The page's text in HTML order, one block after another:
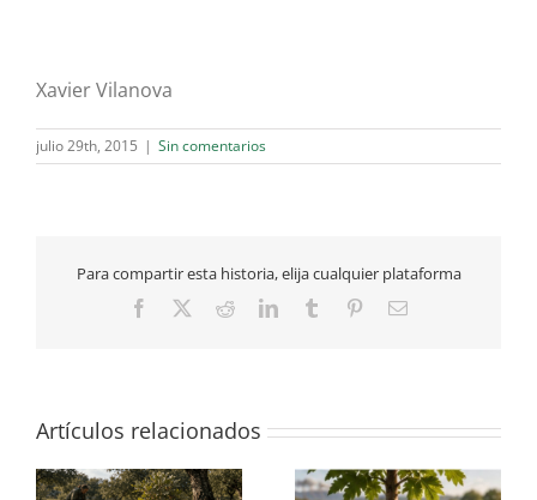
Xavier Vilanova
julio 29th, 2015 | Sin comentarios
Para compartir esta historia, elija cualquier plataforma
Facebook RedditLinkedInTumblr PinterestCorreo
Artículos relacionados